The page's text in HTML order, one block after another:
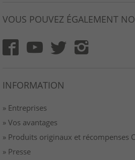
VOUS POUVEZ ÉGALEMENT
INFORMATION
» Entreprises
» Vos avantages
» Produits originaux et récompenses
» Presse